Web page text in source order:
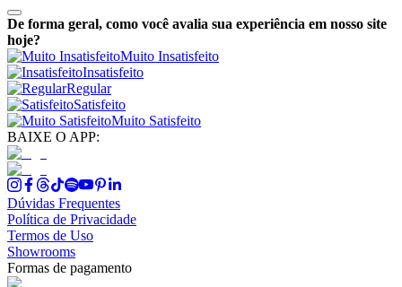
De forma geral, como você avalia sua experiência em nosso site
hoje?
Muito Insatisfeito
Insatisfeito
Regular
Satisfeito
Muito Satisfeito
BAIXE O APP:
Dúvidas Frequentes
Política de Privacidade
Termos de Uso
Showrooms
Formas de pagamento